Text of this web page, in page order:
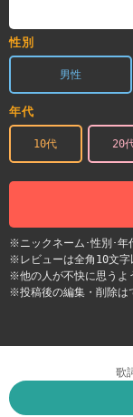
性別
男性
年代
10代 20
※ニックネーム･性別･年
※レビューは全角10文字
※他の人が不快に思うよ
※投稿後の編集・削除は
歌